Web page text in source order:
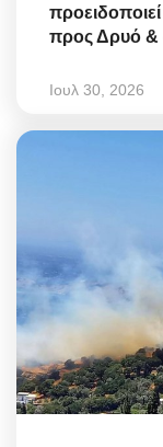
προς Δρυό &
Ιουλ 30, 2026